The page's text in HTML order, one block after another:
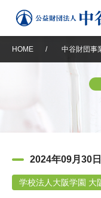
設立趣意書
中谷財団事業紹
中
HOME / 中谷財団事
2024年09月30日
学校法人大阪学園 大